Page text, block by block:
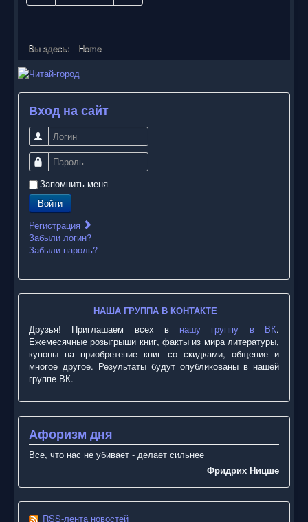
Вы здесь: Home
Вход на сайт
Логин
Пароль
Запомнить меня
Войти
Регистрация
Забыли логин?
Забыли пароль?
НАША ГРУППА В КОНТАКТЕ
Друзья! Приглашаем всех в нашу группу в ВК.
Ежемесячные розыгрыши книг, факты из мира литературы,
купоны на приобретение книг со скидками, общение и
многое другое. Результаты будут опубликованы в нашей
группе ВК.
Афоризм дня
Все, что нас не убивает - делает сильнее
Фридрих Ницше
RSS-лента новостей